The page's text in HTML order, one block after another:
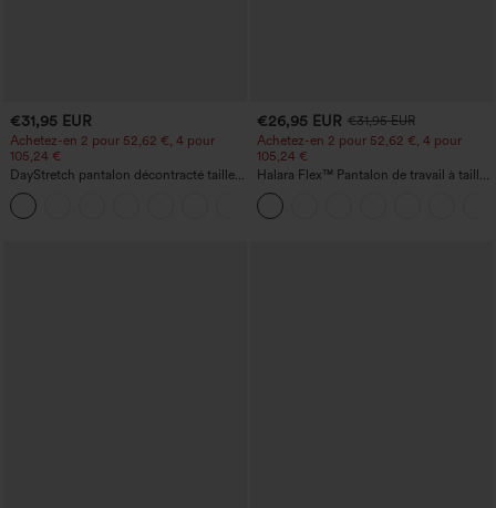
€31,95 EUR
Achetez-en 2 pour 52,62 €, 4 pour
105,24 €
DayStretch pantalon décontracté taille
haute avec poches et coupe droite
€26,95 EUR €31,95 EUR
Achetez-en 2 pour 52,62 €, 4 pour
105,24 €
Halara Flex™ Pantalon de travail à taille
haute, jambe large, avec poches, en
maille gaufrée